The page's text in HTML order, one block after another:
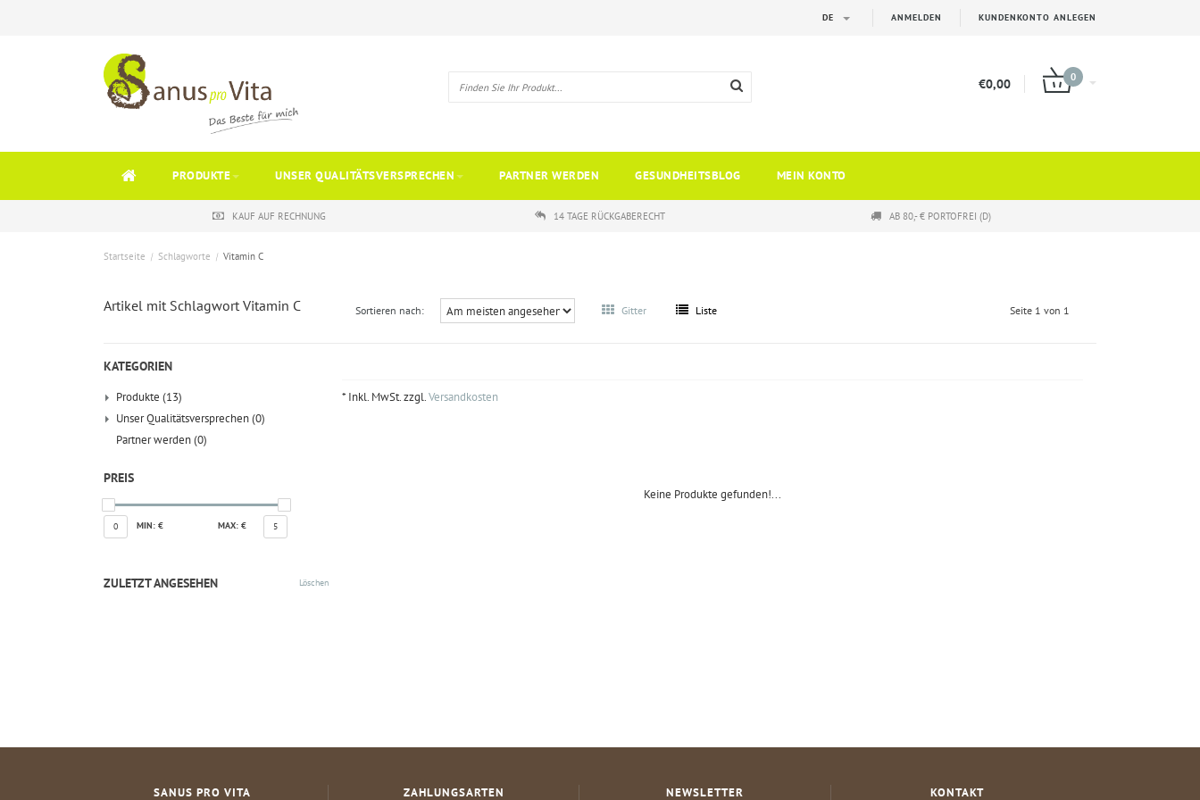
ANMELDEN KUNDENKONTO ANLEGEN
DE
€0,00 0
PRODUKTE UNSER QUALITÄTSVERSPRECHEN PARTNER WERDEN GESUNDHEITSBLOG MEIN KONTO
KAUF AUF RECHNUNG 14 TAGE RÜCKGABERECHT AB 80,- € PORTOFREI (D)
Startseite / Schlagworte / Vitamin C
Artikel mit Schlagwort Vitamin C Sortieren nach: Gitter Liste Seite 1 von 1
KATEGORIEN
Produkte (13)
Unser Qualitätsversprechen(0)
Partner werden(0)
PREIS
0 MIN: € MAX: € 5
ZULETZT ANGESEHEN Löschen
* Inkl. MwSt. zzgl.Versandkosten
Keine Produkte gefunden!...
SANUS PRO VITA ZAHLUNGSARTEN NEWSLETTER KONTAKT